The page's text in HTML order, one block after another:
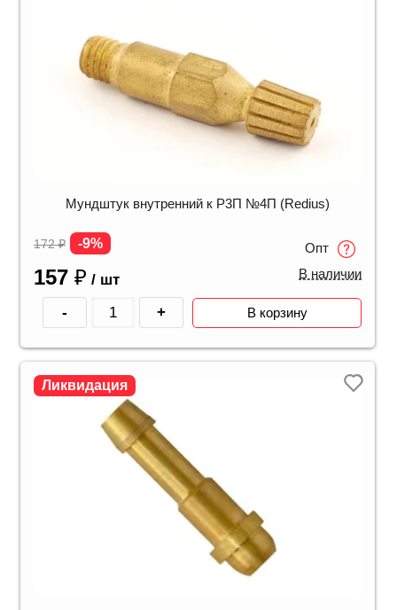
Мундштук внутренний к Р3П №4П (Redius)
172₽ -9%
157 ₽ / шт
Опт
В наличии
- + В корзину
Ликвидация